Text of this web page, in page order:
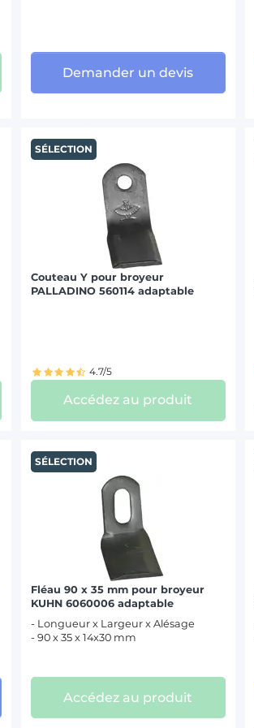
Demander un devis
SÉLECTION
Couteau Y pour broyeur
PALLADINO 560114 adaptable
4.7/5
Accédez au produit
SÉLECTION
Fléau 90 x 35 mm pour broyeur
KUHN 6060006 adaptable
- Longueur x Largeur x Alésage
- 90 x 35 x 14x30 mm
Accédez au produit